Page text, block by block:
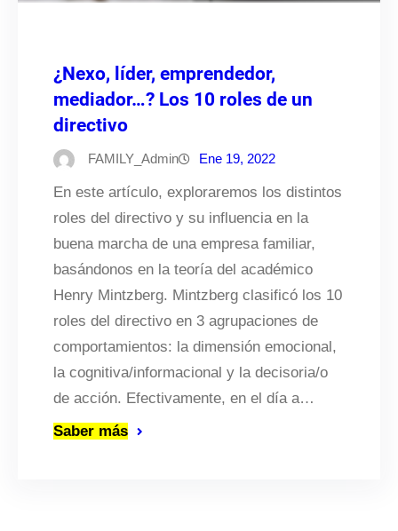
¿Nexo, líder, emprendedor,
mediador…? Los 10 roles de un
directivo
FAMILY_Admin Ene 19, 2022
En este artículo, exploraremos los distintos
roles del directivo y su influencia en la
buena marcha de una empresa familiar,
basándonos en la teoría del académico
Henry Mintzberg. Mintzberg clasificó los 10
roles del directivo en 3 agrupaciones de
comportamientos: la dimensión emocional,
la cognitiva/informacional y la decisoria/o
de acción. Efectivamente, en el día a…
Saber más